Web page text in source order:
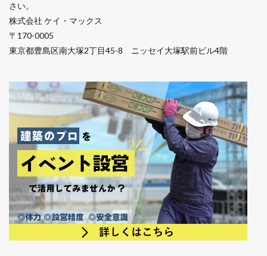
さい。
株式会社 ケイ・マックス
〒170-0005
東京都豊島区南大塚2丁目45-8 ニッセイ大塚駅前ビル4階